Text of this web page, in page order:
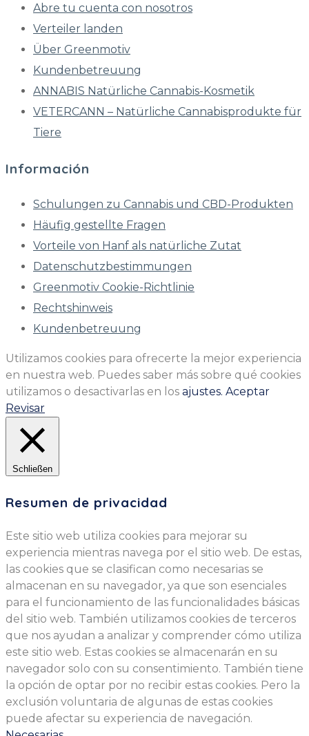
Abre tu cuenta con nosotros
Verteiler landen
Über Greenmotiv
Kundenbetreuung
ANNABIS Natürliche Cannabis-Kosmetik
VETERCANN – Natürliche Cannabisprodukte für
Tiere
Información
Schulungen zu Cannabis und CBD-Produkten
Häufig gestellte Fragen
Vorteile von Hanf als natürliche Zutat
Datenschutzbestimmungen
Greenmotiv Cookie-Richtlinie
Rechtshinweis
Kundenbetreuung
Utilizamos cookies para ofrecerte la mejor experiencia
en nuestra web. Puedes saber más sobre qué cookies
utilizamos o desactivarlas en los ajustes. Aceptar
Revisar
Schließen
Resumen de privacidad
Este sitio web utiliza cookies para mejorar su
experiencia mientras navega por el sitio web. De estas,
las cookies que se clasifican como necesarias se
almacenan en su navegador, ya que son esenciales
para el funcionamiento de las funcionalidades básicas
del sitio web. También utilizamos cookies de terceros
que nos ayudan a analizar y comprender cómo utiliza
este sitio web. Estas cookies se almacenarán en su
navegador solo con su consentimiento. También tiene
la opción de optar por no recibir estas cookies. Pero la
exclusión voluntaria de algunas de estas cookies
puede afectar su experiencia de navegación.